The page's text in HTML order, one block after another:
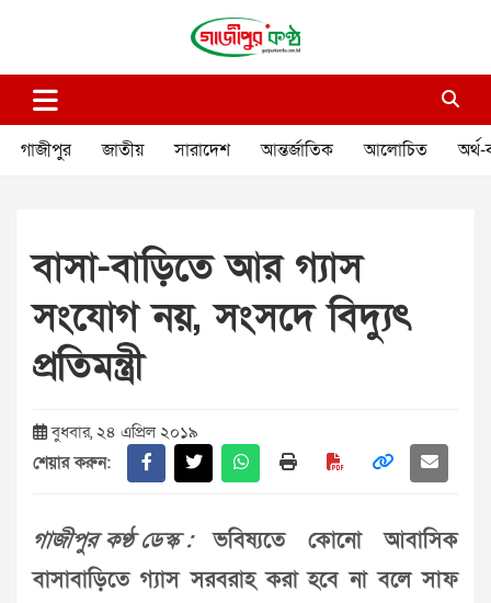
গাজীপুর কণ্ঠ
গাজীপুর জাতীয় সারাদেশ আন্তর্জাতিক আলোচিত অর্থ-
বাসা-বাড়িতে আর গ্যাস
সংযোগ নয়, সংসদে বিদ্যুৎ
প্রতিমন্ত্রী
বুধবার, ২৪ এপ্রিল ২০১৯
শেয়ার করুন:
গাজীপুর কণ্ঠ ডেস্ক :
ভবিষ্যতে কোনো আবাসিক
বাসাবাড়িতে গ্যাস সরবরাহ করা হবে না বলে সাফ